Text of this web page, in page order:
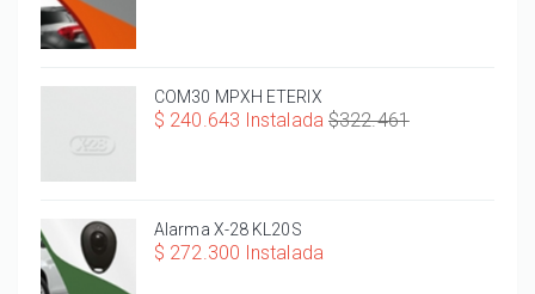
COM30 MPXH ETERIX
$ 240.643 Instalada $322.461
Alarma X-28 KL20S
$ 272.300 Instalada